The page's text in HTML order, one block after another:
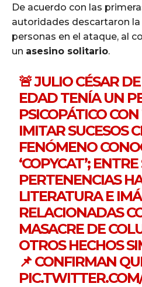
De acuerdo con las
autoridades descartaron
personas en el ataque, al
un asesino solitario.
🚨 JULIO CÉSAR
EDAD TENÍA UN
PSICOPÁTICO
IMITAR SUCESOS
FENÓMENO
‘COPYCAT’; ENTRE
PERTENENCIAS
LITERATURA E
RELACIONADAS
MASACRE DE
OTROS HECHOS
📌 CONFIRMAN